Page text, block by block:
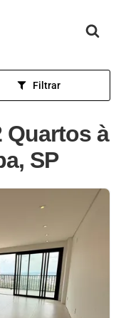
Filtrar
Quartos à
SP